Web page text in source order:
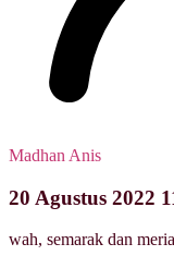
Madhan Anis
20 Agustus 2022
wah, semarak dan